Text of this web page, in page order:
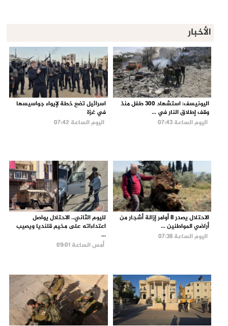
الأخبار
اليونيسف: استشهاد 300 طفل منذ
وقف إطلاق النار في ...
اليوم الساعة 07:43
اسرائيل تضع خطة لإيواء جواسيسها
في غزة
اليوم الساعة 07:42
الاحتلال يصدر 8 أوامر إزالة أشجار من
أراضي المواطنين ...
اليوم الساعة 07:38
لليوم الثاني.. الاحتلال يواصل
اعتداءاته على مخيم قلنديا ويصيب
...
أمس الساعة 09:01